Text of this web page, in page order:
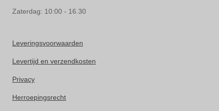
Zaterdag: 10:00 - 16.30
Leveringsvoorwaarden
Levertijd en verzendkosten
Privacy
Herroepingsrecht